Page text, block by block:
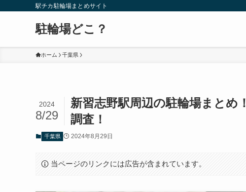
駅チカ駐輪場まとめサイト
駐輪場どこ？
ホーム 千葉県
新習志野駅周辺の駐輪場まとめ
調査！
2024
8/29
千葉県 2024年8月29日
当ページのリンクには広告が含まれています。